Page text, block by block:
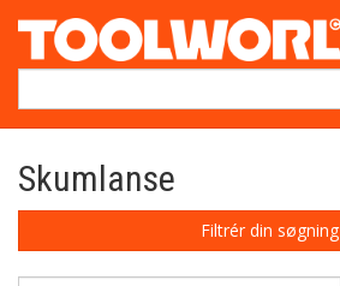
Skumlanse
Filtrér din søgning